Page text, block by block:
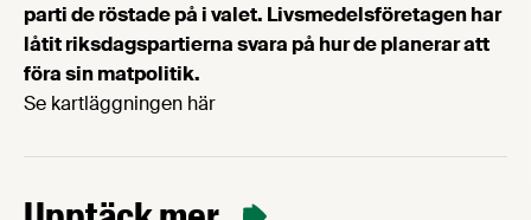
parti de röstade på i valet. Livsmedelsföretagen har
låtit riksdagspartierna svara på hur de planerar att
föra sin matpolitik.
Se kartläggningen här